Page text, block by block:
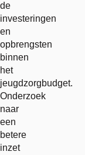
de
investeringen
en
opbrengsten
binnen
het
jeugdzorgbudget.
Onderzoek
naar
een
betere
inzet